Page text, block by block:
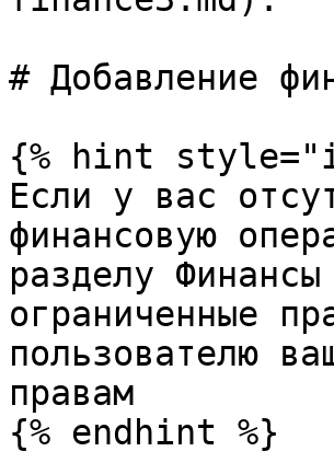
# Добавление
{% hint
Если у вас
финансовую
разделу
ограниченные
пользователю
правам
{% endhint %}